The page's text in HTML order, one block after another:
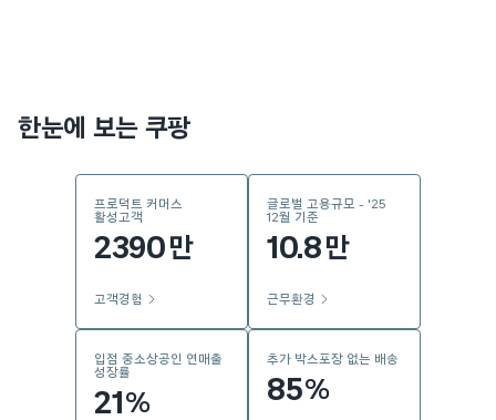
한눈에 보는 쿠팡
프로덕트 커머스
활성고객
2390만
고객경험
글로벌 고용규모 - '25
12월 기준
10.8만
근무환경
입점 중소상공인 연매출
성장률
21 %
추가 박스포장 없는 배송
85%